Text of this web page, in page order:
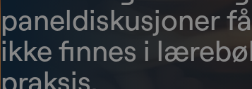
paneldiskusjoner
ikke finnes i
praksis.